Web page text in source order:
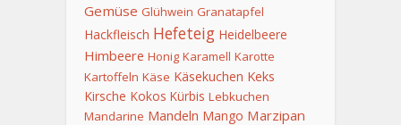
Gemüse Glühwein Granatapfel
Hackfleisch Hefeteig Heidelbeere
Himbeere Honig Karamell Karotte
Kartoffeln Käse Käsekuchen Keks
Kirsche Kokos Kürbis Lebkuchen
Mandarine Mandeln Mango Marzipan